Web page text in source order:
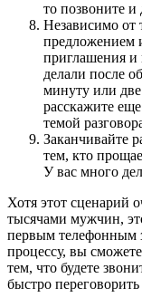
то позвоните и
Независимо от
предложением
приглашения и
делали после
минуту или
расскажите
темой
Заканчивайте
тем, кто
У вас много
Хотя этот сценарий
тысячами мужчин,
первым телефонным
процессу, вы
тем, что будете
быстро